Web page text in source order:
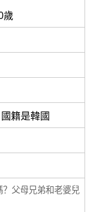
歲
籍是韓國
父母兄弟和老婆兒